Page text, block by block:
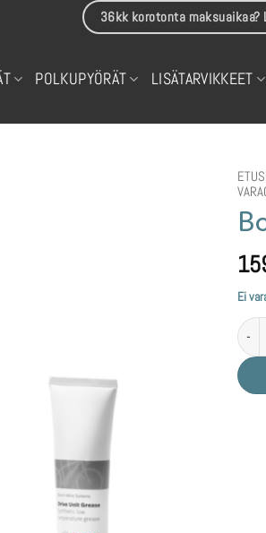
36kk korotonta maksuaikaa?
POLKUPYÖRÄT LISÄTARVIKKEET
Ei